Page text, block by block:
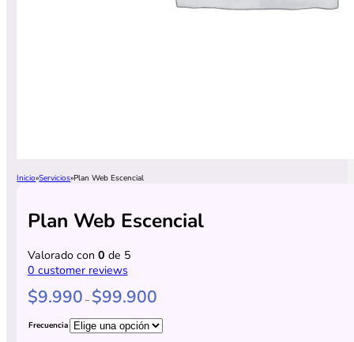
Inicio Servicios Plan Web Escencial
Plan Web Escencial
Valorado con 0 de 5
0 customer reviews
$9.990 – $99.900
Frecuencia